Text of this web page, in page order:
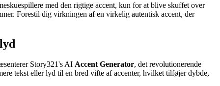
med den rigtige accent, kun for at blive skuffet over
Forestil dig virkningen af en virkelig autentisk accent, der
Story321's AI Accent Generator, det revolutionerende
tekst eller lyd til en bred vifte af accenter, hvilket tilføjer dybde,